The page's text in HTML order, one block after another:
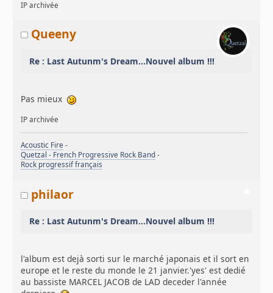
IP archivée
Queeny
Re : Last Autunm's Dream...Nouvel album !!!
Pas mieux
IP archivée
Acoustic Fire -
Quetzal - French Progressive Rock Band -
Rock progressif français
philaor
Re : Last Autunm's Dream...Nouvel album !!!
l'album est dejà sorti sur le marché japonais et il sort en
europe et le reste du monde le 21 janvier.'yes' est dedié
au bassiste MARCEL JACOB de LAD deceder l'année